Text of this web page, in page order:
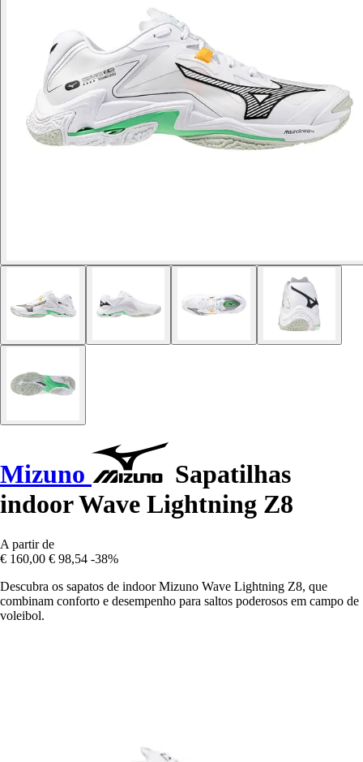
Mizuno
Sapatilhas
indoor Wave Lightning Z8
A partir de
€ 160,00 € 98,54 -38%
Descubra os sapatos de indoor Mizuno Wave Lightning Z8, que
combinam conforto e desempenho para saltos poderosos em campo de
voleibol.